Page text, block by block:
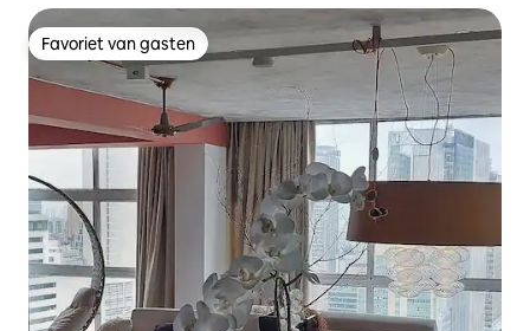
Favoriet van gasten
Favoriet van gasten